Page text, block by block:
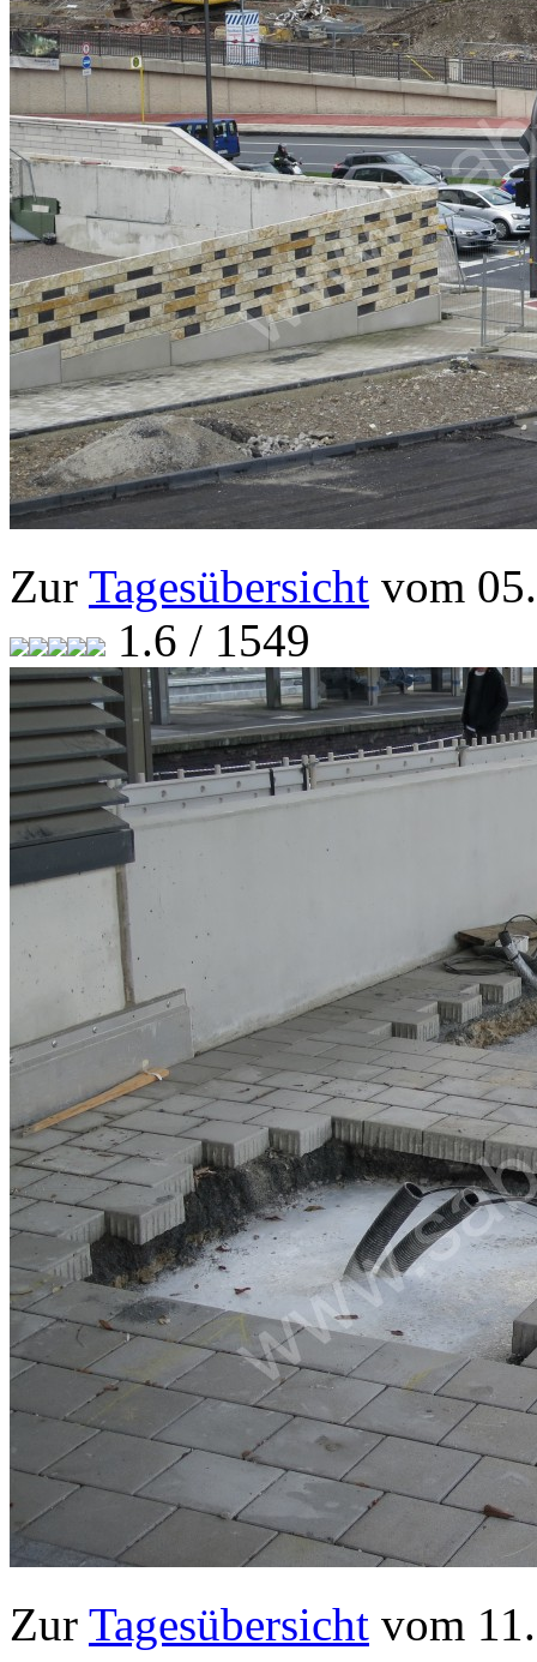
Zur Tagesübersicht vom
1.6 / 1549
Zur Tagesübersicht vom